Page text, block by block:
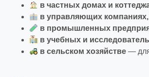
в частных домах и
в управляющих
в промышленных
в учебных и
в сельском хозяйстве —